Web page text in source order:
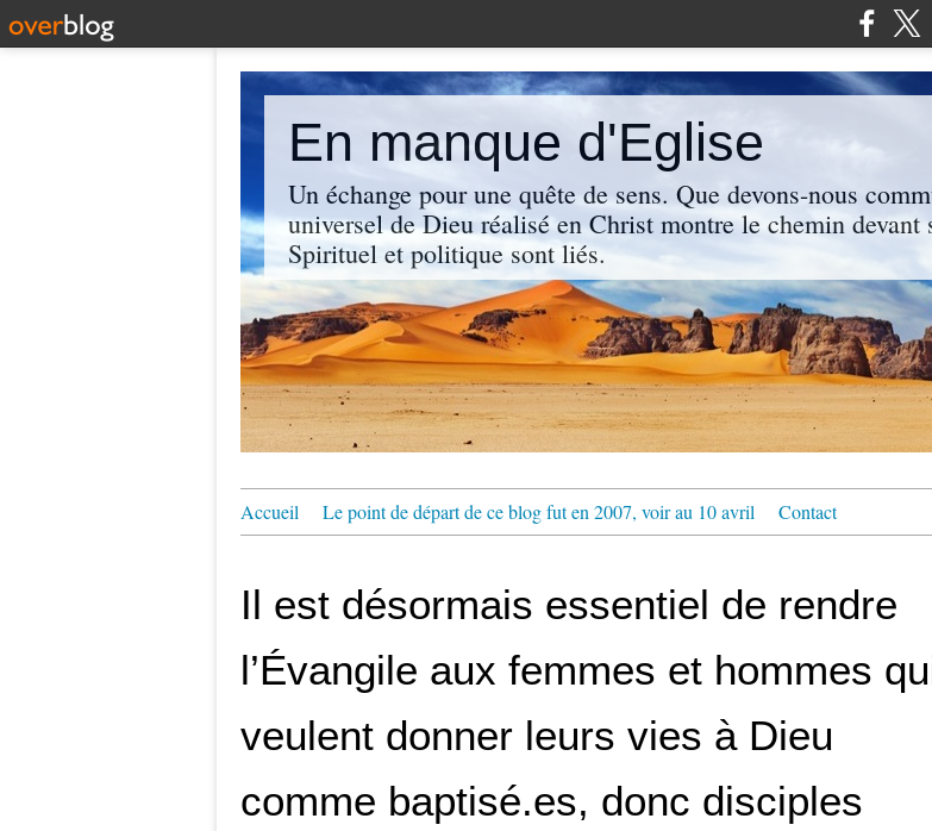
En manque d'Eglise
Un échange pour une quête de sens. Que devons-nous
universel de Dieu réalisé en Christ montre le chemin devant
Spirituel et politique sont liés.
Accueil Le point de départ de ce blog fut en 2007, voir au 10 avril Contact
Il est désormais essentiel de rendre
l’Évangile aux femmes et hommes
veulent donner leurs vies à Dieu
comme baptisé.es, donc disciples